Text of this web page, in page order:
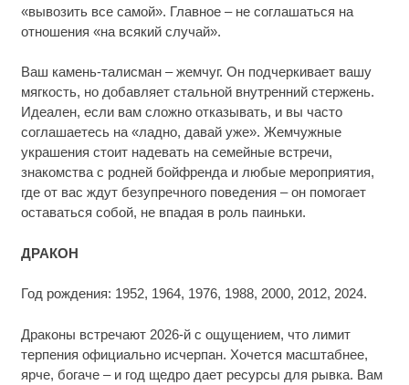
«вывозить все самой». Главное – не соглашаться на
отношения «на всякий случай».
Ваш камень-талисман – жемчуг. Он подчеркивает вашу
мягкость, но добавляет стальной внутренний стержень.
Идеален, если вам сложно отказывать, и вы часто
соглашаетесь на «ладно, давай уже». Жемчужные
украшения стоит надевать на семейные встречи,
знакомства с родней бойфренда и любые мероприятия,
где от вас ждут безупречного поведения – он помогает
оставаться собой, не впадая в роль паиньки.
ДРАКОН
Год рождения: 1952, 1964, 1976, 1988, 2000, 2012, 2024.
Драконы встречают 2026-й с ощущением, что лимит
терпения официально исчерпан. Хочется масштабнее,
ярче, богаче – и год щедро дает ресурсы для рывка. Вам